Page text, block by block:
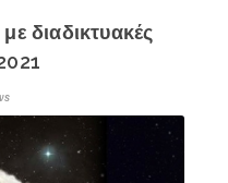
διαδικτυακές